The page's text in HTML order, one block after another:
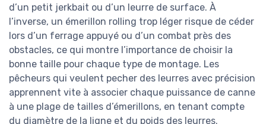
d’un petit jerkbait ou d’un leurre de surface. À
l’inverse, un émerillon rolling trop léger risque de céder
lors d’un ferrage appuyé ou d’un combat près des
obstacles, ce qui montre l’importance de choisir la
bonne taille pour chaque type de montage. Les
pêcheurs qui veulent pecher des leurres avec précision
apprennent vite à associer chaque puissance de canne
à une plage de tailles d’émerillons, en tenant compte
du diamètre de la ligne et du poids des leurres.